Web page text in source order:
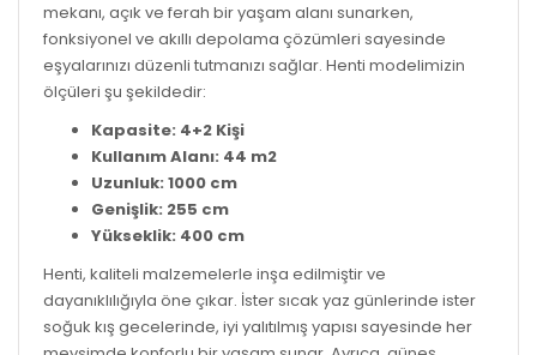
mekanı, açık ve ferah bir yaşam alanı sunarken,
fonksiyonel ve akıllı depolama çözümleri sayesinde
eşyalarınızı düzenli tutmanızı sağlar. Henti modelimizin
ölçüleri şu şekildedir:
Kapasite: 4+2 Kişi
Kullanım Alanı: 44 m2
Uzunluk: 1000 cm
Genişlik: 255 cm
Yükseklik: 400 cm
Henti, kaliteli malzemelerle inşa edilmiştir ve
dayanıklılığıyla öne çıkar. İster sıcak yaz günlerinde ister
soğuk kış gecelerinde, iyi yalıtılmış yapısı sayesinde her